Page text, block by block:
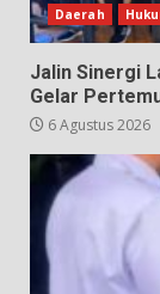
Daerah
Jalin Sinergi
Gelar
6 Agustus 2026